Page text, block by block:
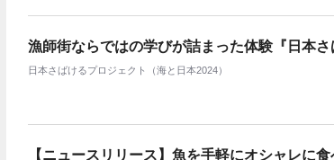
漁師街ならではの学びが詰まった体験『日本
日本さばけるプロジェクト（海と日本2024）
【ニュースリリース】魚を手軽にオシャレに